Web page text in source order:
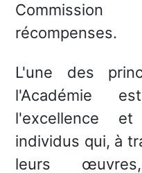
récompenses.
L'une des
l'Académie
l'excellence
individus qui, à
leurs